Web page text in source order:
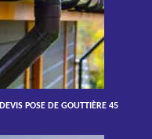
DEVIS POSE DE GOUTTIÈRE 45